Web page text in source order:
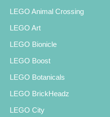
LEGO Animal Crossing
LEGO Art
LEGO Bionicle
LEGO Boost
LEGO Botanicals
LEGO BrickHeadz
LEGO City